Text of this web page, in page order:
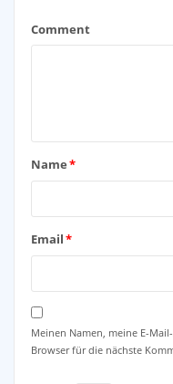
Comment
Name*
Email*
Meinen Namen, meine E-
Browser für die nächste